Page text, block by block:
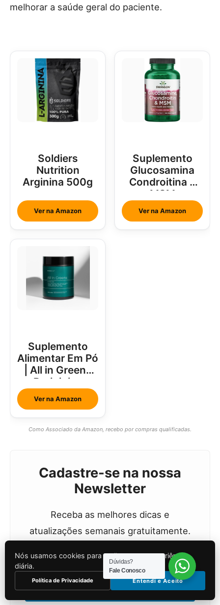
melhorar a saúde geral do paciente.
Soldiers
Nutrition
Arginina 500g
Ver na Amazon
Suplemento
Glucosamina
Condroitina e
MSM
Ver na Amazon
Suplemento
Alimentar Em Pó
| All in Greens
Brainjuice
Abacaxi Com
Hortelã
Ver na Amazon
Como Associado da Amazon, recebo por compras qualificadas.
Cadastre-se na nossa
Newsletter
Receba as melhores dicas e
atualizações semanais gratuitamente.
Quero Receber
Dúvidas?
Fale Conosco
Nós usamos cookies para melhorar sua experiência
diária.
Política de Privacidade Entendi e Aceito